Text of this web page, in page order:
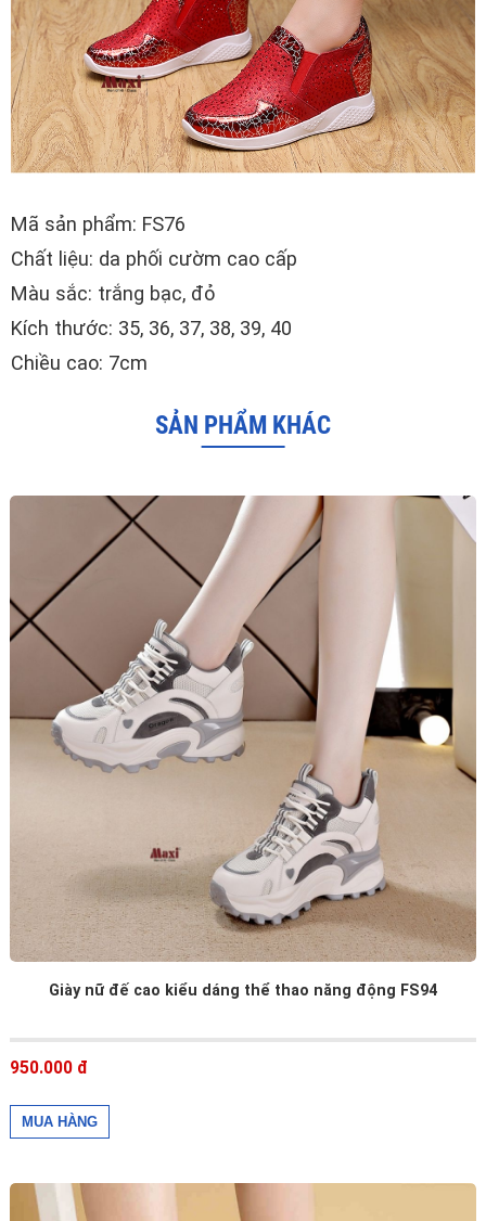
Mã sản phẩm: FS76
Chất liệu: da phối cườm cao cấp
Màu sắc: trắng bạc, đỏ
Kích thước: 35, 36, 37, 38, 39, 40
Chiều cao: 7cm
SẢN PHẨM KHÁC
Giày nữ đế cao kiểu dáng thể thao năng động FS94
950.000 đ